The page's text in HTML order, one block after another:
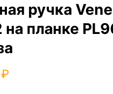
ручка
на планке
₽